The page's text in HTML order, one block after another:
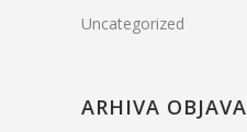
Uncategorized
ARHIVA OBJAVA